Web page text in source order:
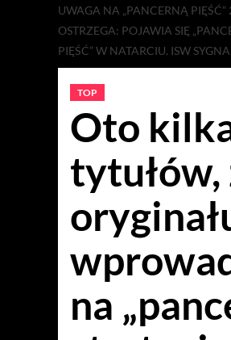
UWAGA NA „PANCERNĄ
OSTRZEGA: POJAWIA SIĘ
PIĘŚĆ” W NATARCIU. ISW
TOP
Oto
tytułów,
na